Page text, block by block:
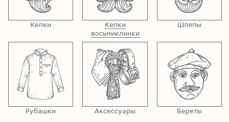
Кепки
Кепки
восьмиклинки
Шляпы
Рубашки Аксессуары Береты